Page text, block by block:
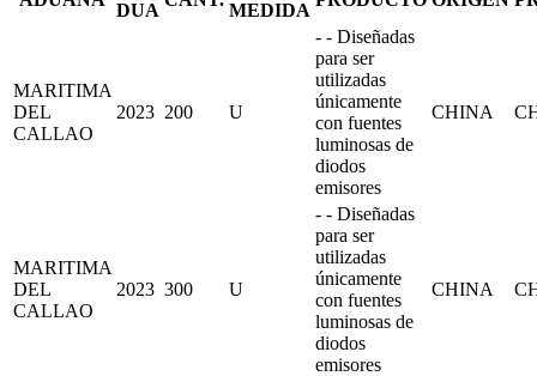
DUA
MEDIDA
MARITIMA
DEL
CALLAO
2023 200 U
- - Diseñadas
para ser
utilizadas
únicamente
con fuentes
luminosas de
diodos
emisores
CHINA
MARITIMA
DEL
CALLAO
2023 300 U
- - Diseñadas
para ser
utilizadas
únicamente
con fuentes
luminosas de
diodos
emisores
CHINA